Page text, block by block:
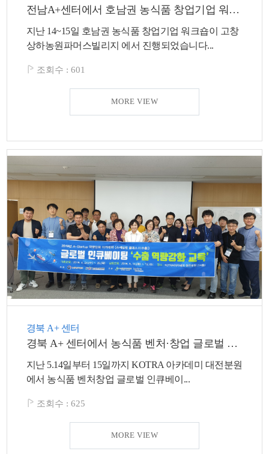
전남A+센터에서 호남권 농식품 창업기업 워크숍이 진행되었습니다.
지난 14~15일 호남권 농식품 창업기업 워크숍이 고창
상하농원파머스빌리지 에서 진행되었습니다...
조회수 : 601
MORE VIEW
경북 A+ 센터
경북 A+ 센터에서 농식품 벤처·창업 글로벌 인큐베이팅 ？수출 역량강화 심화교육？ 이 진행되었습니다.
지난 5.14일부터 15일까지 KOTRA 아카데미 대전분원
에서 농식품 벤처창업 글로벌 인큐베이...
조회수 : 625
MORE VIEW